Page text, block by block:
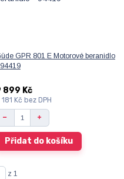
GPR 801 E Motorové beranidlo
899 Kč
181 Kč bez DPH
Přidat do košíku
z 1